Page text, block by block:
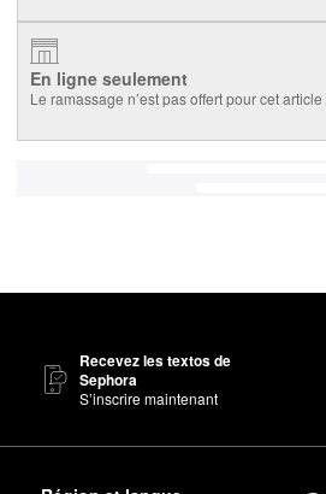
En ligne seulement
Le ramassage n’est pas offert pour cet article
Recevez les textos de
Sephora
S’inscrire maintenant